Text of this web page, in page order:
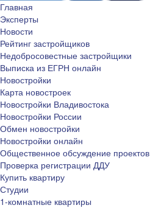
Главная
Эксперты
Новости
Рейтинг застройщиков
Недобросовестные застройщики
Выписка из ЕГРН онлайн
Новостройки
Карта новостроек
Новостройки Владивостока
Новостройки России
Обмен новостройки
Новостройки онлайн
Общественное обсуждение проектов
Проверка регистрации ДДУ
Купить квартиру
Студии
1-комнатные квартиры